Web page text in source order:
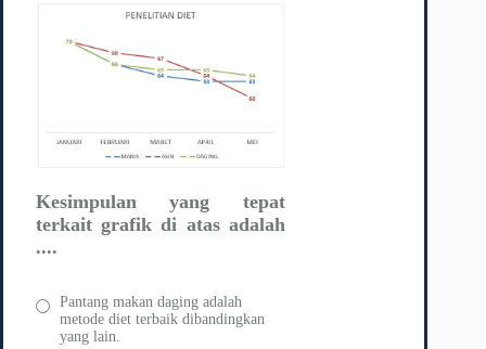
Kesimpulan yang tepat
terkait grafik di atas adalah
....
Pantang makan daging adalah
metode diet terbaik dibandingkan
yang lain.